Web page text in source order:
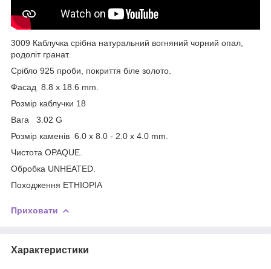
3009 Каблучка срібна натуральний вогняний чорний опал,
родоліт гранат.
Срібло 925 проби, покриття біле золото.
Фасад 8.8 x 18.6 mm.
Розмір каблучки 18
Вага 3.02 G
Розмір каменів 6.0 x 8.0 - 2.0 x 4.0 mm.
Чистота OPAQUE.
Обробка UNHEATED.
Походження ETHIOPIA
Приховати
Характеристики